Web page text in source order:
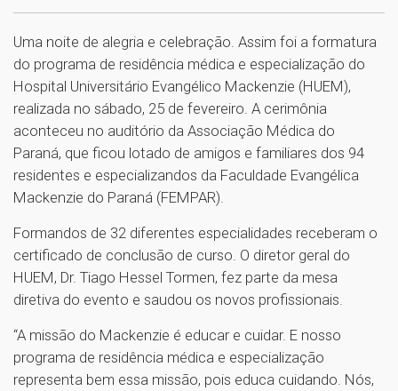
Uma noite de alegria e celebração. Assim foi a formatura
do programa de residência médica e especialização do
Hospital Universitário Evangélico Mackenzie (HUEM),
realizada no sábado, 25 de fevereiro. A cerimônia
aconteceu no auditório da Associação Médica do
Paraná, que ficou lotado de amigos e familiares dos 94
residentes e especializandos da Faculdade Evangélica
Mackenzie do Paraná (FEMPAR).
Formandos de 32 diferentes especialidades receberam o
certificado de conclusão de curso. O diretor geral do
HUEM, Dr. Tiago Hessel Tormen, fez parte da mesa
diretiva do evento e saudou os novos profissionais.
“A missão do Mackenzie é educar e cuidar. E nosso
programa de residência médica e especialização
representa bem essa missão, pois educa cuidando. Nós,